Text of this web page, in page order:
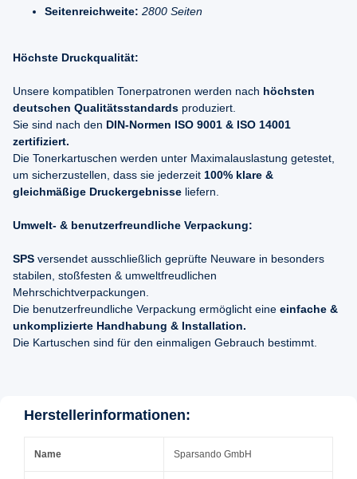
Seitenreichweite: 2800 Seiten
Höchste Druckqualität:
Unsere kompatiblen Tonerpatronen werden nach höchsten
deutschen Qualitätsstandards produziert.
Sie sind nach den DIN-Normen ISO 9001 & ISO 14001
zertifiziert.
Die Tonerkartuschen werden unter Maximalauslastung getestet,
um sicherzustellen, dass sie jederzeit 100% klare &
gleichmäßige Druckergebnisse liefern.
Umwelt- & benutzerfreundliche Verpackung:
SPS versendet ausschließlich geprüfte Neuware in besonders
stabilen, stoßfesten & umweltfreudlichen
Mehrschichtverpackungen.
Die benutzerfreundliche Verpackung ermöglicht eine einfache &
unkomplizierte Handhabung & Installation.
Die Kartuschen sind für den einmaligen Gebrauch bestimmt.
Herstellerinformationen:
Name Sparsando GmbH